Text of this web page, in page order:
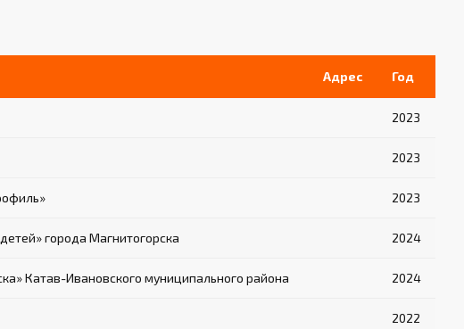
Адрес Год
2023
2023
2023
города Магнитогорска 2024
Катав-Ивановского муниципального района 2024
2022